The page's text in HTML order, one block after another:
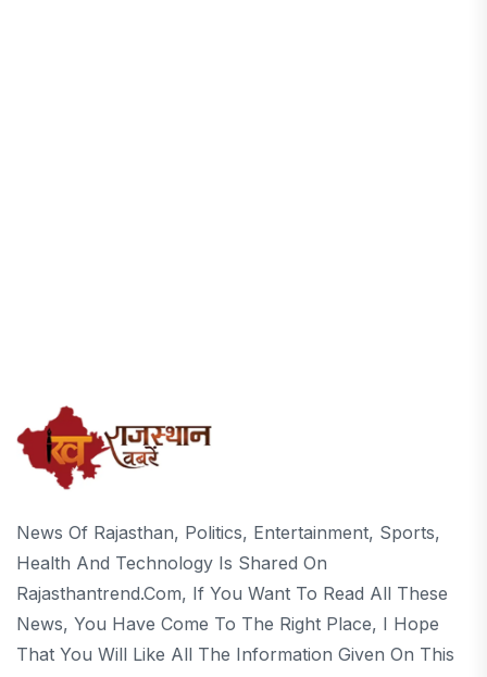
News Of Rajasthan, Politics, Entertainment, Sports,
Health And Technology Is Shared On
Rajasthantrend.com, If You Want To Read All These
News, You Have Come To The Right Place, I Hope
That You Will Like All The Information Given On This